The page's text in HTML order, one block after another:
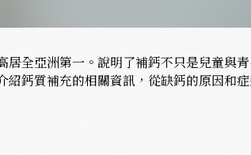
全亞洲第一。說明了補鈣不只是兒童與
鈣質補充的相關資訊，從缺鈣的原因和